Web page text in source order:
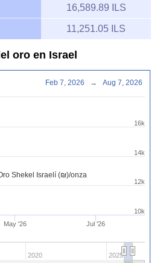
16,589.89 ILS
11,251.05 ILS
oro en Israel
Shekel Israelí (₪)/onza
May '26 Jul '26
2020 2025
12k
14k
16k
10k
Feb 7, 2026 → Aug 7, 2026